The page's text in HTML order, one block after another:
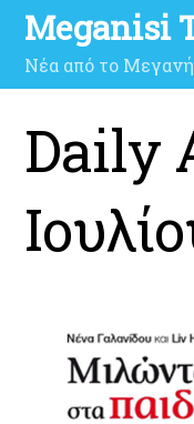
Meganisi
Νέα από το
Daily